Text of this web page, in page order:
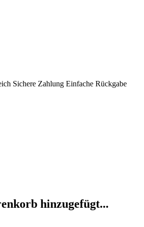
Sichere Zahlung Einfache Rückgabe
hinzugefügt...